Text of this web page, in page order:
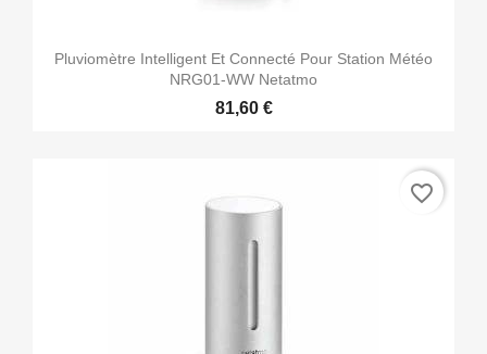
Pluviomètre Intelligent Et Connecté Pour Station Météo
NRG01-WW Netatmo
81,60 €
favorite_border